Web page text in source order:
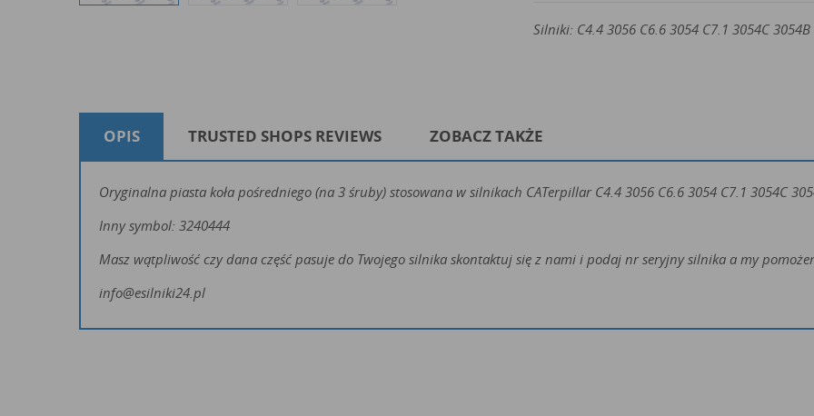
Silniki: C4.4 3056 C6.6 3054 C7.1 3054C
OPIS TRUSTED SHOPS REVIEWS ZOBACZ TAKŻE
Oryginalna piasta koła pośredniego (na 3 śruby) stosowana w silnikach CATerpillar C4.4 3056 C6.6 3054 C7.1 3054C
Inny symbol: 3240444
Masz wątpliwość czy dana część pasuje do Twojego silnika skontaktuj się z nami i podaj nr seryjny silnika a my
info@esilniki24.pl